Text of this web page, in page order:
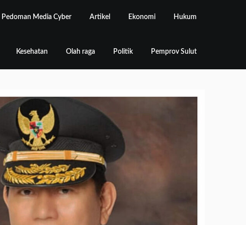
Pedoman Media Cyber Artikel Ekonomi Hukum
Kesehatan Olah raga Politik Pemprov Sulut